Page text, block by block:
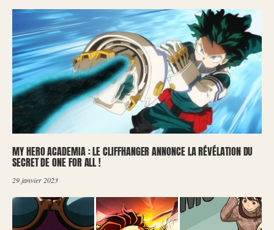
MY HERO ACADEMIA : LE CLIFFHANGER ANNONCE LA RÉVÉLATION DU
SECRET DE ONE FOR ALL !
29 janvier 2023